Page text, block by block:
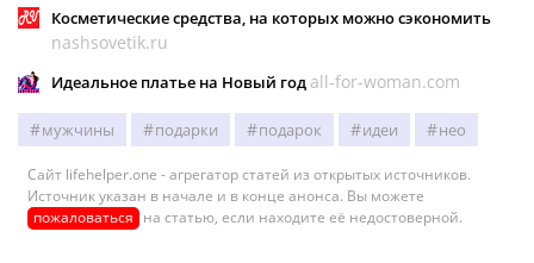
Косметические средства, на которых можно сэкономить
nashsovetik.ru
Идеальное платье на Новый год all-for-woman.com
мужчины подарки подарок идеи нео
Сайт lifehelper.one - агрегатор статей из открытых источников.
Источник указан в начале и в конце анонса. Вы можете
пожаловаться на статью, если находите её недостоверной.